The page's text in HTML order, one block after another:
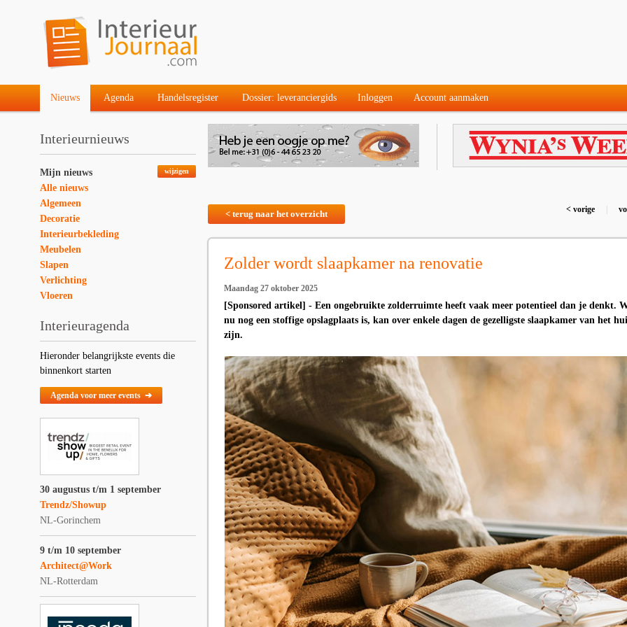
Nieuws Agenda Handelsregister Dossier: leveranciergids Inloggen Account aanmaken
Interieurnieuws
wijzigen
Mijn nieuws
Alle nieuws
Algemeen
Decoratie
Interieurbekleding
Meubelen
Slapen
Verlichting
Vloeren
Interieuragenda
Hieronder belangrijkste events die
binnenkort starten
Agenda voor meer events ➔
30 augustus t/m 1 september
Trendz/Showup
NL-Gorinchem
9 t/m 10 september
Architect@Work
NL-Rotterdam
< terug naar het overzicht < vorige
Zolder wordt slaapkamer na renovatie
Maandag 27 oktober 2025
[Sponsored artikel] - Een ongebruikte zolderruimte heeft vaak meer potentieel dan je denkt.
nu nog een stoffige opslagplaats is, kan over enkele dagen de gezelligste slaapkamer van het
zijn.